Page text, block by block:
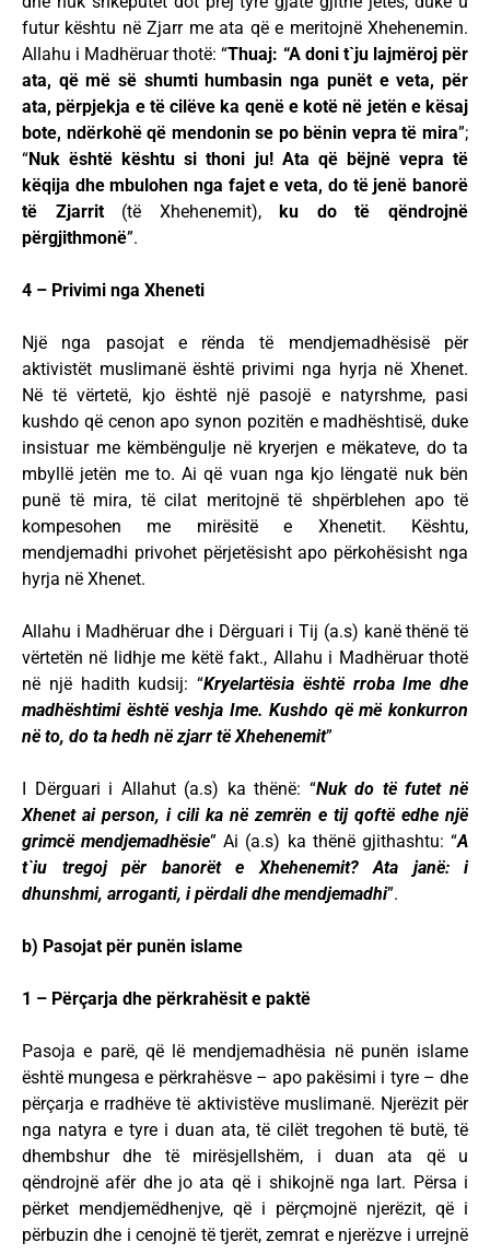
futur kështu në Zjarr me ata që e meritojnë Xhehenemin.
Allahu i Madhëruar thotë: “Thuaj: “A doni t`ju lajmëroj për
ata, që më së shumti humbasin nga punët e veta, për
ata, përpjekja e të cilëve ka qenë e kotë në jetën e kësaj
bote, ndërkohë që mendonin se po bënin vepra të mira”;
“Nuk është kështu si thoni ju! Ata që bëjnë vepra të
këqija dhe mbulohen nga fajet e veta, do të jenë banorë
të Zjarrit(të Xhehenemit),
ku do të qëndrojnë
përgjithmonë”.
4 – Privimi nga Xheneti
Një nga pasojat e rënda të mendjemadhësisë për
aktivistët muslimanë është privimi nga hyrja në Xhenet.
Në të vërtetë, kjo është një pasojë e natyrshme, pasi
kushdo që cenon apo synon pozitën e madhështisë, duke
insistuar me këmbëngulje në kryerjen e mëkateve, do ta
mbyllë jetën me to. Ai që vuan nga kjo lëngatë nuk bën
punë të mira, të cilat meritojnë të shpërblehen apo të
kompesohen me mirësitë e Xhenetit. Kështu,
mendjemadhi privohet përjetësisht apo përkohësisht nga
hyrja në Xhenet.
Allahu i Madhëruar dhe i Dërguari i Tij (a.s) kanë thënë të
vërtetën në lidhje me këtë fakt., Allahu i Madhëruar thotë
në një hadith kudsij: “Kryelartësia është rroba Ime dhe
madhështimi është veshja Ime. Kushdo që më konkurron
në to, do ta hedh në zjarr të Xhehenemit”
I Dërguari i Allahut (a.s) ka thënë: “Nuk do të futet në
Xhenet ai person, i cili ka në zemrën e tij qoftë edhe një
grimcë mendjemadhësie” Ai (a.s) ka thënë gjithashtu: “A
t`iu tregoj për banorët e Xhehenemit? Ata janë: i
dhunshmi, arroganti, i përdali dhe mendjemadhi”.
b) Pasojat për punën islame
1 – Përçarja dhe përkrahësit e paktë
Pasoja e parë, që lë mendjemadhësia në punën islame
është mungesa e përkrahësve – apo pakësimi i tyre – dhe
përçarja e rradhëve të aktivistëve muslimanë. Njerëzit për
nga natyra e tyre i duan ata, të cilët tregohen të butë, të
dhembshur dhe të mirësjellshëm, i duan ata që u
qëndrojnë afër dhe jo ata që i shikojnë nga lart. Përsa i
përket mendjemëdhenjve, që i përçmojnë njerëzit, që i
përbuzin dhe i cenojnë të tjerët, zemrat e njerëzve i urrejnë